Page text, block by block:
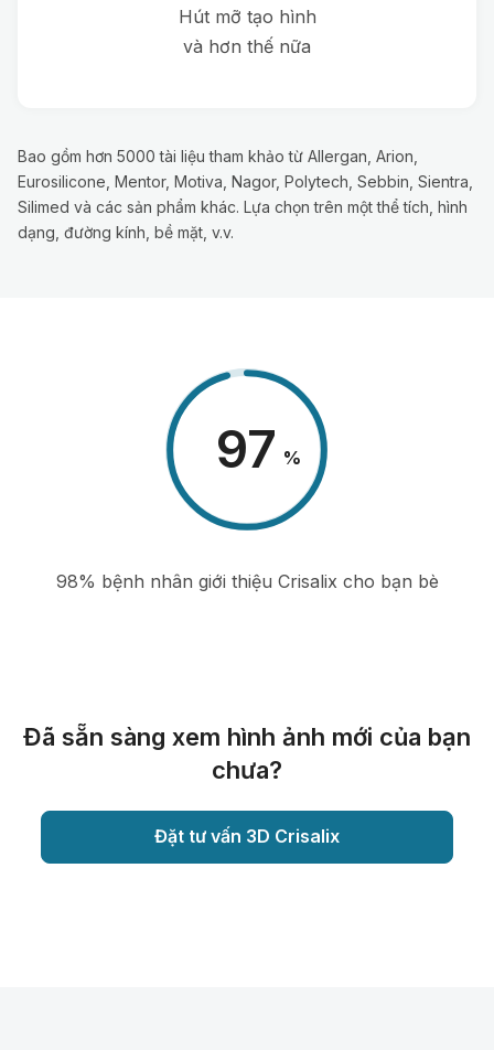
Hút mỡ tạo hình
và hơn thế nữa
Bao gồm hơn 5000 tài liệu tham khảo từ Allergan, Arion,
Eurosilicone, Mentor, Motiva, Nagor, Polytech, Sebbin, Sientra,
Silimed và các sản phẩm khác. Lựa chọn trên một thể tích, hình
dạng, đường kính, bề mặt, v.v.
98 %
98% bệnh nhân giới thiệu Crisalix cho bạn bè
Đã sẵn sàng xem hình ảnh mới của bạn
chưa?
Đặt tư vấn 3D Crisalix